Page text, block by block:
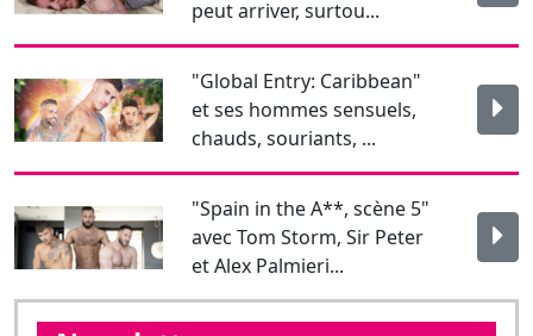
"Spain in the A**, scène 5"
avec Tom Storm, Sir Peter
et Alex Palmieri...
Pour rester informé je m'abonne !